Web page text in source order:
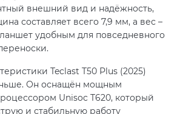
внешний вид и надёжность,
составляет всего 7,9 мм, а вес –
удобным для повседневного
Teclast T50 Plus (2025)
Он оснащён мощным
Unisoc T620, который
и стабильную работу